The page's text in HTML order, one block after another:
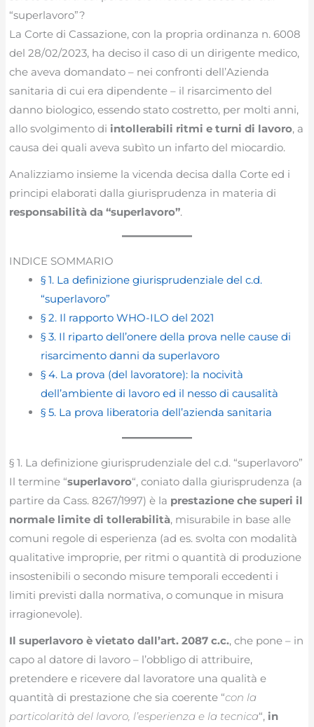
“superlavoro”?
La Corte di Cassazione, con la propria ordinanza n. 6008
del 28/02/2023, ha deciso il caso di un dirigente medico,
che aveva domandato – nei confronti dell’Azienda
sanitaria di cui era dipendente – il risarcimento del
danno biologico, essendo stato costretto, per molti anni,
allo svolgimento di intollerabili ritmi e turni di lavoro, a
causa dei quali aveva subìto un infarto del miocardio.
Analizziamo insieme la vicenda decisa dalla Corte ed i
principi elaborati dalla giurisprudenza in materia di
responsabilità da “superlavoro”.
INDICE SOMMARIO
§ 1. La definizione giurisprudenziale del c.d.
“superlavoro”
§ 2. Il rapporto WHO-ILO del 2021
§ 3. Il riparto dell’onere della prova nelle cause di
risarcimento danni da superlavoro
§ 4. La prova (del lavoratore): la nocività
dell’ambiente di lavoro ed il nesso di causalità
§ 5. La prova liberatoria dell’azienda sanitaria
§ 1. La definizione giurisprudenziale del c.d. “superlavoro”
Il termine “superlavoro“, coniato dalla giurisprudenza (a
partire da Cass. 8267/1997) è la prestazione che superi il
normale limite di tollerabilità, misurabile in base alle
comuni regole di esperienza (ad es. svolta con modalità
qualitative improprie, per ritmi o quantità di produzione
insostenibili o secondo misure temporali eccedenti i
limiti previsti dalla normativa, o comunque in misura
irragionevole).
Il superlavoro è vietato dall’art. 2087 c.c., che pone – in
capo al datore di lavoro – l’obbligo di attribuire,
pretendere e ricevere dal lavoratore una qualità e
quantità di prestazione che sia coerente “con la
particolarità del lavoro, l’esperienza e la tecnica“, in